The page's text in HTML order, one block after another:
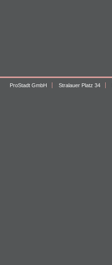
ProStadt GmbH Stralauer Platz 34